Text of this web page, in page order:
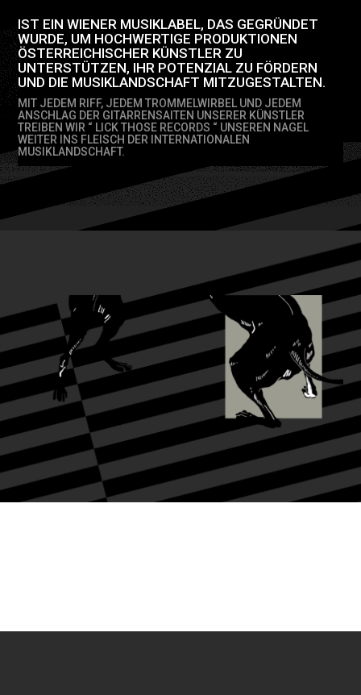
IST EIN WIENER MUSIKLABEL, DAS GEGRÜNDET
WURDE, UM HOCHWERTIGE PRODUKTIONEN
ÖSTERREICHISCHER KÜNSTLER ZU
UNTERSTÜTZEN, IHR POTENZIAL ZU FÖRDERN
UND DIE MUSIKLANDSCHAFT MITZUGESTALTEN.
MIT JEDEM RIFF, JEDEM TROMMELWIRBEL UND JEDEM
ANSCHLAG DER GITARRENSAITEN UNSERER KÜNSTLER
TREIBEN WIR “ LICK THOSE RECORDS “ UNSEREN NAGEL
WEITER INS FLEISCH DER INTERNATIONALEN
MUSIKLANDSCHAFT.